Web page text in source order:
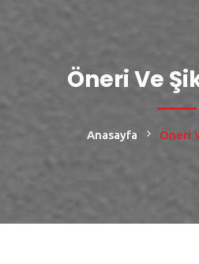
Öneri Ve
Anasayfa Öneri